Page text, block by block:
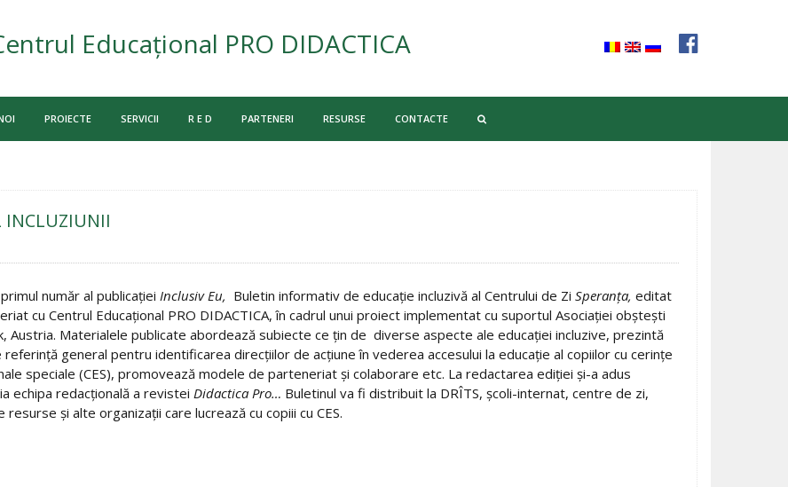
Educațional PRO DIDACTICA
PROIECTE SERVICII R E D PARTENERI RESURSE CONTACTE
INCLUZIUNII
număr al publicaţiei Inclusiv Eu, Buletin informativ de educaţie incluzivă al Centrului de Zi Speranţa, editat
cu Centrul Educaţional PRO DIDACTICA, în cadrul unui proiect implementat cu suportul Asociaţiei obşteşti
Austria. Materialele publicate abordează subiecte ce ţin de diverse aspecte ale educaţiei incluzive, prezintă
referinţă general pentru identificarea direcţiilor de acţiune în vederea accesului la educaţie al copiilor cu cerinţe
speciale (CES), promovează modele de parteneriat şi colaborare etc. La redactarea ediţiei şi-a adus
echipa redacţională a revistei Didactica Pro… Buletinul va fi distribuit la DRÎTS, şcoli-internat, centre de zi,
resurse şi alte organizaţii care lucrează cu copiii cu CES.